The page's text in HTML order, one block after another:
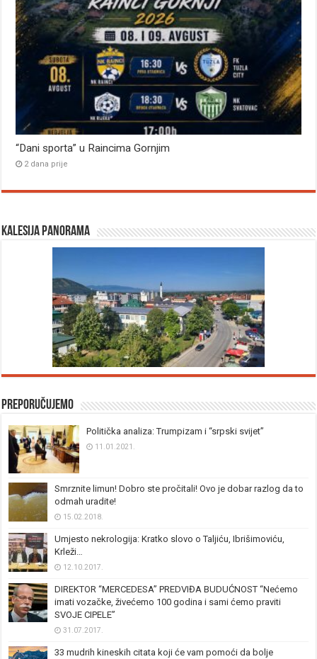
“Dani sporta” u Raincima Gornjim
2 dana prije
Kalesija panorama
Preporučujemo
Politička analiza: Trumpizam i “srpski svijet”
11.01.2021.
Smrznite limun! Dobro ste pročitali! Ovo je dobar razlog da to
odmah uradite!
15.02.2018.
Umjesto nekrologija: Kratko slovo o Taljiću, Ibrišimoviću,
Krleži…
12.10.2017.
DIREKTOR “MERCEDESA” PREDVIĐA BUDUĆNOST “Nećemo
imati vozačke, živećemo 100 godina i sami ćemo praviti
SVOJE CIPELE”
31.07.2017.
33 mudrih kineskih citata koji će vam pomoći da bolje